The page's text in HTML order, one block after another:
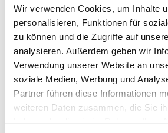
Wir verwenden Cookies, um Inhalte
personalisieren, Funktionen für
zu können und die Zugriffe auf
analysieren. Außerdem geben wir
Verwendung unserer Website an
soziale Medien, Werbung und
Partner führen diese Informationen
weiteren Daten zusammen, die Sie
We zijn er
Hoe kunt u ons
Toeristische informatie